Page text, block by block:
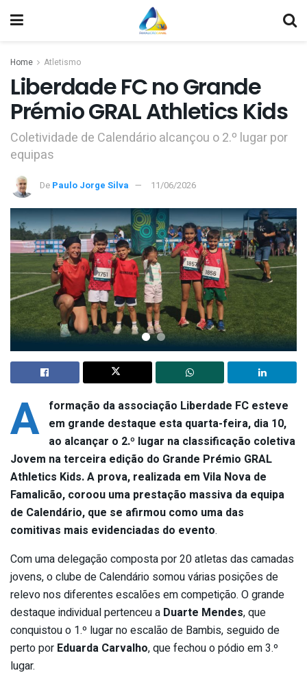
Home Atletismo
Liberdade FC no Grande
Prémio GRAL Athletics Kids
Coletividade de Calendário alcançou o 2.º lugar por
equipas
De Paulo Jorge Silva 11/06/2026
A formação da associação Liberdade FC esteve
em grande destaque esta quarta-feira, dia 10,
ao alcançar o 2.º lugar na classificação coletiva
Jovem na terceira edição do Grande Prémio GRAL
Athletics Kids. A prova, realizada em Vila Nova de
Famalicão, coroou uma prestação massiva da equipa
de Calendário, que se afirmou como uma das
comitivas mais evidenciadas do evento.
Com uma delegação composta por 20 atletas das camadas
jovens, o clube de Calendário somou várias posições de
relevo nos diferentes escalões em competição. O grande
destaque individual pertenceu a Duarte Mendes, que
conquistou o 1.º lugar no escalão de Bambis, seguido de
perto por Eduarda Carvalho, que fechou o pódio em 3.º
lugar.